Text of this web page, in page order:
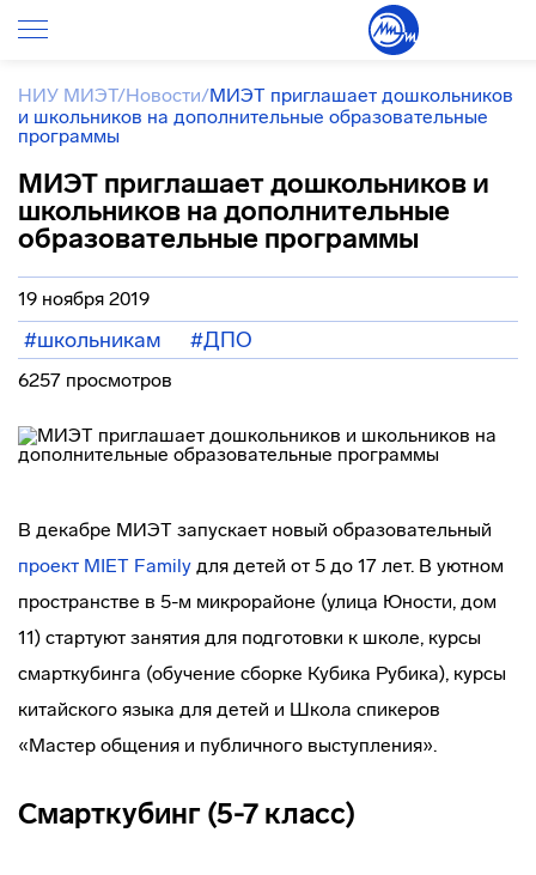
НИУ МИЭТ/Новости/МИЭТ приглашает дошкольников
и школьников на дополнительные образовательные
программы
МИЭТ приглашает дошкольников и
школьников на дополнительные
образовательные программы
19 ноября 2019
#школьникам #ДПО
6257 просмотров
В декабре МИЭТ запускает новый образовательный
проект MIET Family для детей от 5 до 17 лет. В уютном
пространстве в 5-м микрорайоне (улица Юности, дом
11) стартуют занятия для подготовки к школе, курсы
смарткубинга (обучение сборке Кубика Рубика), курсы
китайского языка для детей и Школа спикеров
«Мастер общения и публичного выступления».
Смарткубинг (5-7 класс)